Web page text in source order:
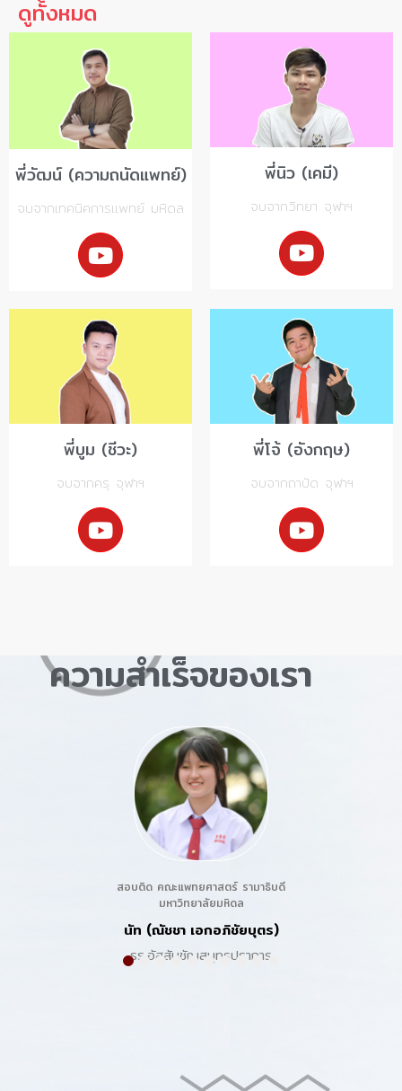
ดูทั้งหมด
พี่วัฒน์ (ความถนัดแพทย์)
จบจากเทคนิคการแพทย์ มหิดล
พี่นิว (เคมี)
จบจากวิทยา จุฬาฯ
พี่บูม (ชีวะ)
จบจากครุ จุฬาฯ
พี่โจ้ (อังกฤษ)
จบจากถาปัด จุฬาฯ
ความสำเร็จของเรา
สอบติด คณะแพทยศาสตร์ รามาธิบดี
มหาวิทยาลัยมหิดล
นัท (ณัชชา เอกอภิชัยบุตร)
รร.อัสสัมชัญสมุทรปราการ
4 5 6 7 8 9 10